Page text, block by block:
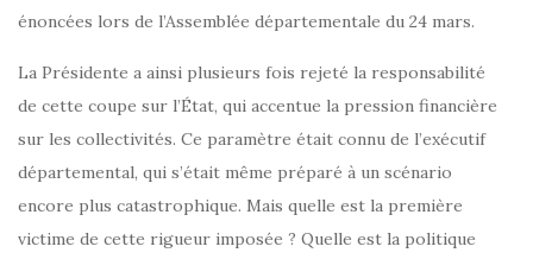
énoncées lors de l’Assemblée départementale du 24 mars.
La Présidente a ainsi plusieurs fois rejeté la responsabilité
de cette coupe sur l’État, qui accentue la pression financière
sur les collectivités. Ce paramètre était connu de l’exécutif
départemental, qui s’était même préparé à un scénario
encore plus catastrophique. Mais quelle est la première
victime de cette rigueur imposée ? Quelle est la politique